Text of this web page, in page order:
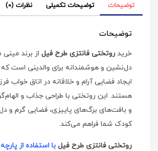
توضیحات توضیحات تکمیلی نظرات (0)
توضیحات
خرید روتختی فانتزی طرح فیل از برند مینی‌
دل‌نشین و هوشمندانه برای والدینی است که
ایجاد فضایی آرام و خلاقانه در اتاق خواب
هستند. این روتختی با طراحی جذاب و
و بافت‌های برگ‌های پاییزی، فضایی گرم و
کودک شما فراهم می‌کند.
روتختی فانتزی طرح فیل با استفاده از